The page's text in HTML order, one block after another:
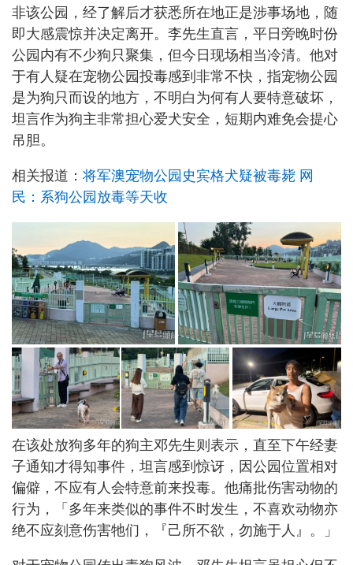
非该公园，经了解后才获悉所在地正是涉事场地，随
即大感震惊并决定离开。李先生直言，平日旁晚时份
公园内有不少狗只聚集，但今日现场相当冷清。他对
于有人疑在宠物公园投毒感到非常不快，指宠物公园
是为狗只而设的地方，不明白为何有人要特意破坏，
坦言作为狗主非常担心爱犬安全，短期内难免会提心
吊胆。
相关报道： 将军澳宠物公园史宾格犬疑被毒毙 网
民：系狗公园放毒等天收
在该处放狗多年的狗主邓先生则表示，直至下午经妻
子通知才得知事件，坦言感到惊讶，因公园位置相对
偏僻，不应有人会特意前来投毒。他痛批伤害动物的
行为，「多年来类似的事件不时发生，不喜欢动物亦
绝不应刻意伤害牠们，『己所不欲，勿施于人』。」